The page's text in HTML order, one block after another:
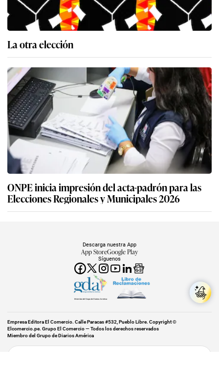
La otra elección
ONPE inicia impresión del acta-padrón para las
Elecciones Regionales y Municipales 2026
Síguenos
Descarga nuestra App
App StoreGoogle Play
Miembro del Grupo de Diarios América
Empresa Editora El Comercio. Calle Paracas #532, Pueblo Libre. Copyright ©
Elcomercio.pe. Grupo El Comercio — Todos los derechos reservados
Miembro del Grupo de Diarios América